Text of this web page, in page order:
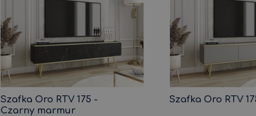
Szafka Oro RTV 175 -
Czarny marmur
Szafka Oro RTV